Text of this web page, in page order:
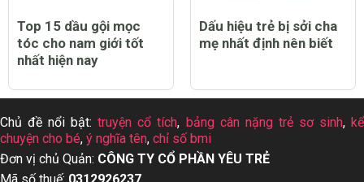
Top 15 dầu gội mọc
tóc cho nam giới tốt
nhất hiện nay
Dấu hiệu trẻ bị sởi cha
mẹ nhất định nên biết
Chủ đề nổi bật:truyện cổ tích, bảng cân nặng trẻ sơ sinh, kể
chuyện cho bé, ý nghĩa tên, chỉ số bmi
Đơn vị chủ Quản: CÔNG TY CỔ PHẦN YÊU TRẺ